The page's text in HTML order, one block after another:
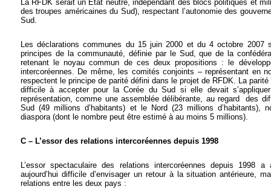
La RFDK serait un Etat neutre, indépendant des blocs politiques et
des troupes américaines du Sud), respectant l’autonomie des
Sud.
Les déclarations communes du 15 juin 2000 et du 4 octobre
principes de la communauté, définie par le Sud, que de la
retenant le noyau commun de ces deux propositions : le
intercoréennes. De même, les comités conjoints – représentant en
respectent le principe de parité défini dans le projet de RFDK. La
difficile à accepter pour la Corée du Sud si elle devait
représentation, comme une assemblée délibérante, au regard
des
Sud (49 millions d’habitants) et le Nord (23 millions d’habitants),
diaspora (dont le nombre peut être estimé à au moins 5 millions).
C – L’essor des relations intercoréennes depuis 1998
L’essor spectaculaire des relations intercoréennes depuis 1998
aujourd’hui difficile d’envisager un retour à la situation antérieure,
relations entre les deux pays :